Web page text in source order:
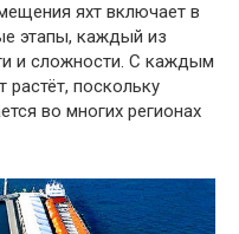
яхт включает в
этапы, каждый из
и сложности. С каждым
растёт, поскольку
во многих регионах